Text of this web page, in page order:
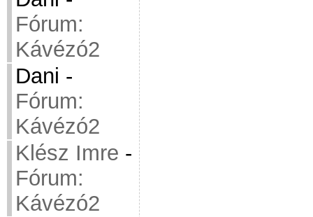
Fórum:
Kávézó2
Dani -
Fórum:
Kávézó2
Klész Imre -
Fórum:
Kávézó2